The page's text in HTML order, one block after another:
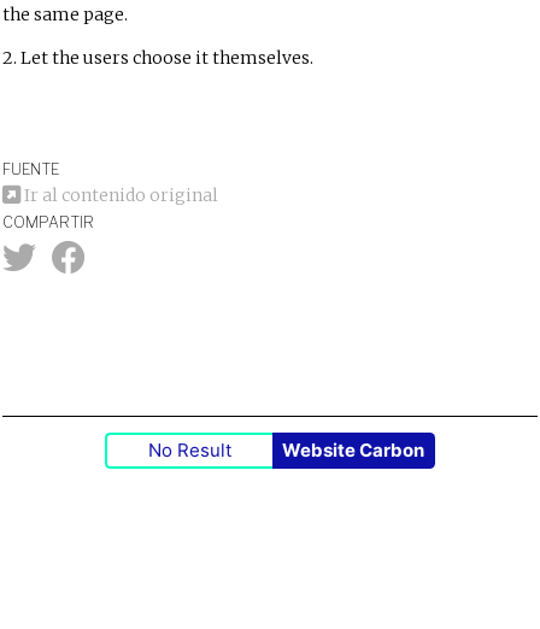
the same page.
2. Let the users choose it themselves.
FUENTE
Ir al contenido original
COMPARTIR
No Result Website Carbon